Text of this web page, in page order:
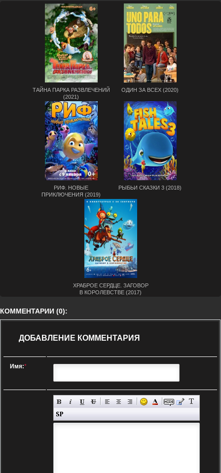
ТАЙНА ПАРКА РАЗВЛЕЧЕНИЙ
(2021)
ОДИН ЗА ВСЕХ (2020)
РИФ. НОВЫЕ
ПРИКЛЮЧЕНИЯ (2019)
РЫБЬИ CКАЗКИ 3 (2018)
ХРАБРОЕ СЕРДЦЕ. ЗАГОВОР
В КОРОЛЕВСТВЕ (2017)
КОММЕНТАРИИ (0):
ДОБАВЛЕНИЕ КОММЕНТАРИЯ
Имя:*